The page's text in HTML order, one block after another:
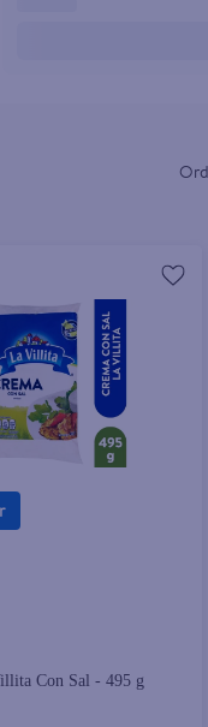
Con Sal - 495 g